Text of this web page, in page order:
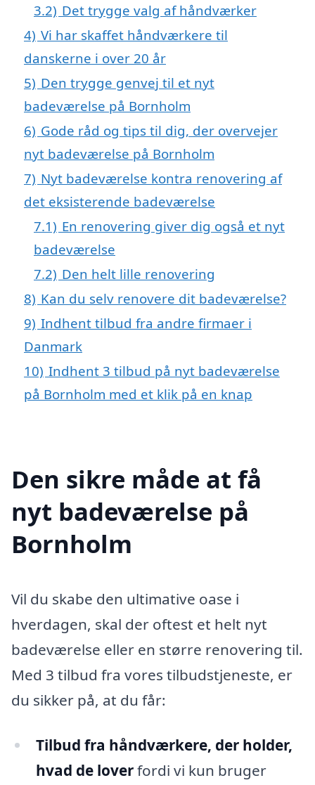
3.2) Det trygge valg af håndværker
4) Vi har skaffet håndværkere til
danskerne i over 20 år
5) Den trygge genvej til et nyt
badeværelse på Bornholm
6) Gode råd og tips til dig, der overvejer
nyt badeværelse på Bornholm
7) Nyt badeværelse kontra renovering af
det eksisterende badeværelse
7.1) En renovering giver dig også et nyt
badeværelse
7.2) Den helt lille renovering
8) Kan du selv renovere dit badeværelse?
9) Indhent tilbud fra andre firmaer i
Danmark
10) Indhent 3 tilbud på nyt badeværelse
på Bornholm med et klik på en knap
Den sikre måde at få
nyt badeværelse på
Bornholm
Vil du skabe den ultimative oase i
hverdagen, skal der oftest et helt nyt
badeværelse eller en større renovering til.
Med 3 tilbud fra vores tilbudstjeneste, er
du sikker på, at du får:
Tilbud fra håndværkere, der holder,
hvad de loverfordi vi kun bruger